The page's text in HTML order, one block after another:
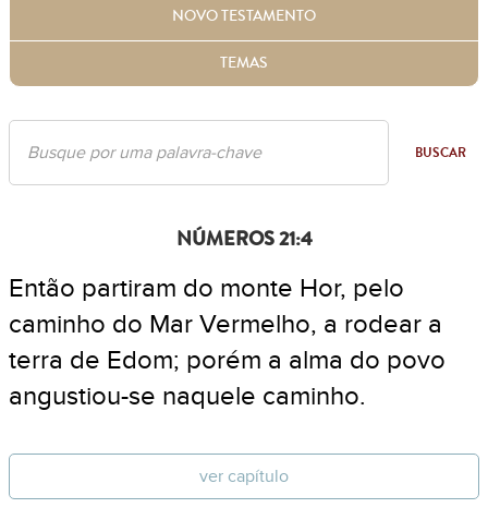
NOVO TESTAMENTO
TEMAS
BUSCAR
NÚMEROS 21:4
Então partiram do monte Hor, pelo
caminho do Mar Vermelho, a rodear a
terra de Edom; porém a alma do povo
angustiou-se naquele caminho.
ver capítulo